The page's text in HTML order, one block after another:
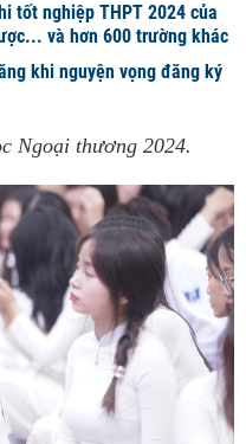
tốt nghiệp THPT 2024 của
và hơn 600 trường khác
khi nguyện vọng đăng ký
Ngoại thương 2024.